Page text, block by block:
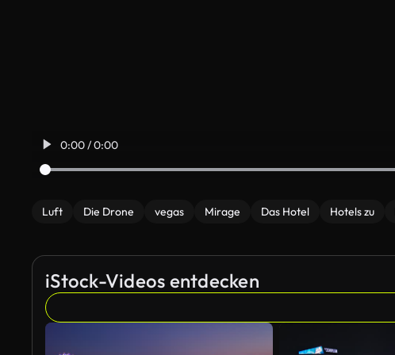
0:00 / 0:00
Luft Die Drone vegas Mirage Das Hotel Hotels zu
iStock-Videos entdecken